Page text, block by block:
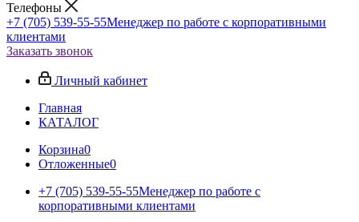
Телефоны
+7 (705) 539-55-55Менеджер по работе с корпоративными
клиентами
Заказать звонок
Личный кабинет
Главная
КАТАЛОГ
Корзина0
Отложенные0
+7 (705) 539-55-55Менеджер по работе с
корпоративными клиентами